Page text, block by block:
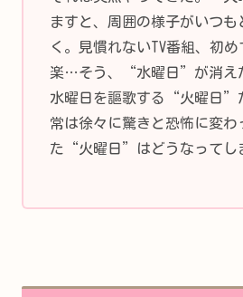
ますと、周囲の様子がいつ
く。見慣れないTV番組、初
楽…そう、“水曜日”が消え
水曜日を謳歌する“火曜日”
常は徐々に驚きと恐怖に変わ
た“火曜日”はどうなってし